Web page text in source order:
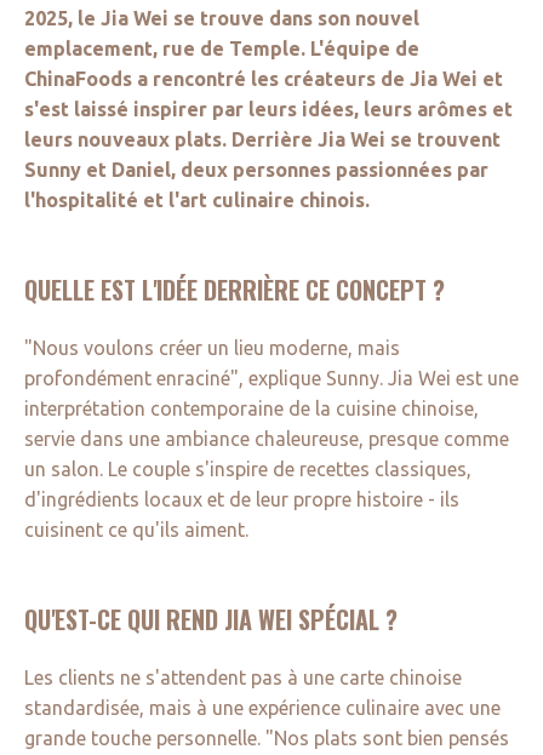
2025, le Jia Wei se trouve dans son nouvel
emplacement, rue de Temple. L'équipe de
ChinaFoods a rencontré les créateurs de Jia Wei et
s'est laissé inspirer par leurs idées, leurs arômes et
leurs nouveaux plats. Derrière Jia Wei se trouvent
Sunny et Daniel, deux personnes passionnées par
l'hospitalité et l'art culinaire chinois.
QUELLE EST L'IDÉE DERRIÈRE CE CONCEPT ?
"Nous voulons créer un lieu moderne, mais
profondément enraciné", explique Sunny. Jia Wei est une
interprétation contemporaine de la cuisine chinoise,
servie dans une ambiance chaleureuse, presque comme
un salon. Le couple s'inspire de recettes classiques,
d'ingrédients locaux et de leur propre histoire - ils
cuisinent ce qu'ils aiment.
QU'EST-CE QUI REND JIA WEI SPÉCIAL ?
Les clients ne s'attendent pas à une carte chinoise
standardisée, mais à une expérience culinaire avec une
grande touche personnelle. "Nos plats sont bien pensés